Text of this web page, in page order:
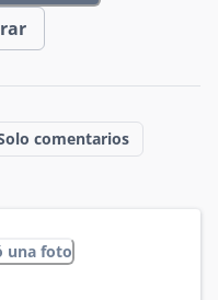
comentarios
una foto